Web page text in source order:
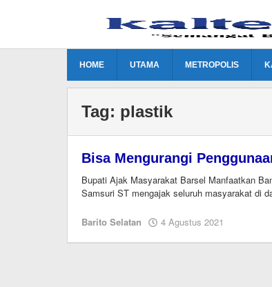
HOME UTAMA METROPOLIS
Tag: plastik
Bisa Mengurangi
Bupati Ajak Masyarakat Barsel Manfaatkan
Samsuri ST mengajak seluruh masyarakat di
Barito Selatan 4 Agustus 2021